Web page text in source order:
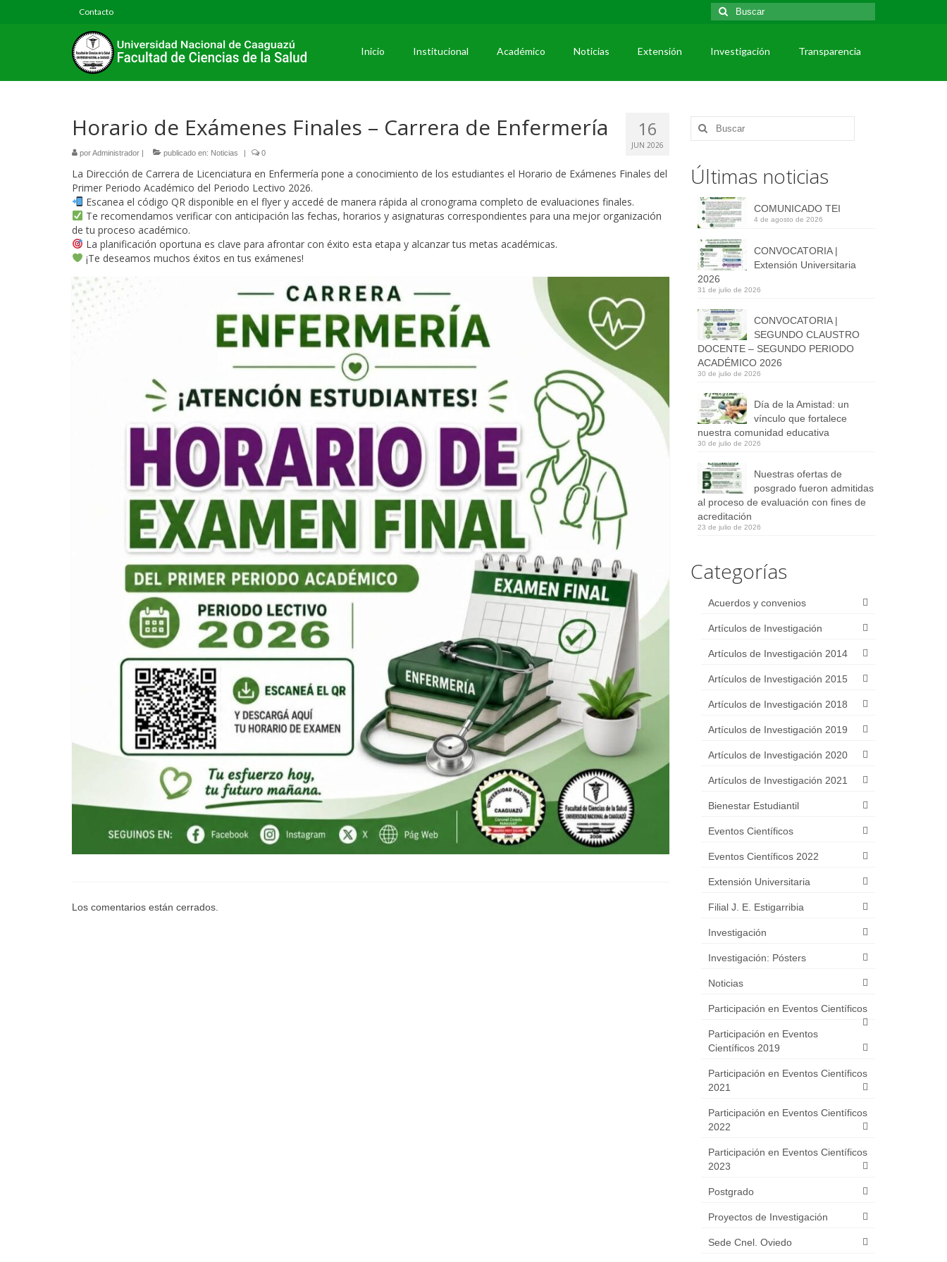
Contacto
Inicio Institucional Académico Noticias Extensión Investigación Transparencia
16
JUN 2026
Horario de Exámenes Finales – Carrera de Enfermería
porAdministrador | publicado en: Noticias | 0
La Dirección de Carrera de Licenciatura en Enfermería pone a conocimiento de los estudiantes el Horario de Exámenes Finales del
Primer Periodo Académico del Periodo Lectivo 2026.
Escanea el código QR disponible en el flyer y accedé de manera rápida al cronograma completo de evaluaciones finales.
Te recomendamos verificar con anticipación las fechas, horarios y asignaturas correspondientes para una mejor organización
de tu proceso académico.
La planificación oportuna es clave para afrontar con éxito esta etapa y alcanzar tus metas académicas.
¡Te deseamos muchos éxitos en tus exámenes!
Los comentarios están cerrados.
Últimas noticias
COMUNICADO TEI
4 de agosto de 2026
CONVOCATORIA |
Extensión Universitaria
2026
31 de julio de 2026
CONVOCATORIA |
SEGUNDO CLAUSTRO
DOCENTE – SEGUNDO PERIODO
ACADÉMICO 2026
30 de julio de 2026
Día de la Amistad: un
vínculo que fortalece
nuestra comunidad educativa
30 de julio de 2026
Nuestras ofertas de
posgrado fueron admitidas
al proceso de evaluación con fines de
acreditación
23 de julio de 2026
Categorías
Acuerdos y convenios
Artículos de Investigación
Artículos de Investigación 2014
Artículos de Investigación 2015
Artículos de Investigación 2018
Artículos de Investigación 2019
Artículos de Investigación 2020
Artículos de Investigación 2021
Bienestar Estudiantil
Eventos Científicos
Eventos Científicos 2022
Extensión Universitaria
Filial J. E. Estigarribia
Investigación
Investigación: Pósters
Noticias
Participación en Eventos Científicos
Participación en Eventos
Científicos 2019
Participación en Eventos Científicos
2021
Participación en Eventos Científicos
2022
Participación en Eventos Científicos
2023
Postgrado
Proyectos de Investigación
Sede Cnel. Oviedo